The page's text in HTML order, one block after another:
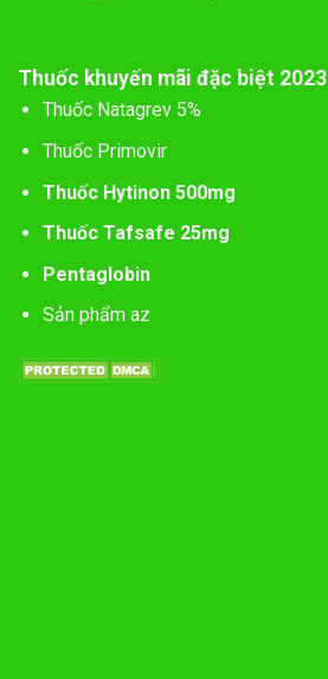
Thuốc khuyến mãi đặc biệt 2023
Thuốc Natagrev 5%
Thuốc Primovir
Thuốc Hytinon 500mg
Thuốc Tafsafe 25mg
Pentaglobin
Sản phẩm az